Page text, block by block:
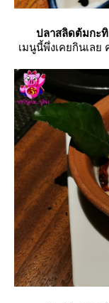
ปลาสลิดต้มกะทิ
เมนูนี้พึ่งเคยกินเล